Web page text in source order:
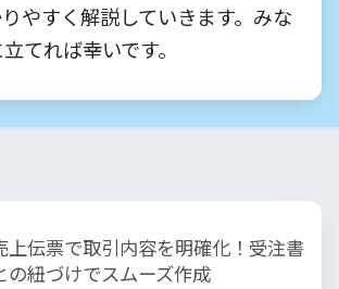
やすく解説していきます。みな
てれば幸いです。
上伝票で取引内容を明確化！受注書
の紐づけでスムーズ作成